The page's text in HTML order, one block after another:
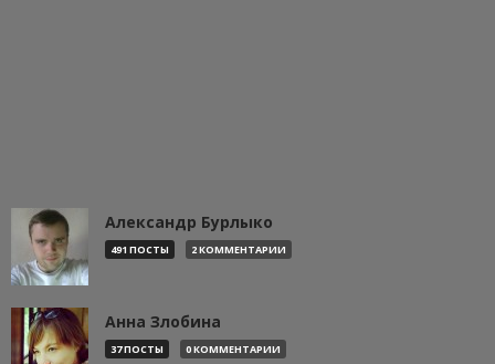
Александр Бурлыко
491 ПОСТЫ 2 КОММЕНТАРИИ
Анна Злобина
37 ПОСТЫ 0 КОММЕНТАРИИ